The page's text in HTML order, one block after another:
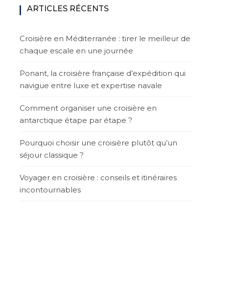
ARTICLES RÉCENTS
Croisière en Méditerranée : tirer le meilleur de
chaque escale en une journée
Ponant, la croisière française d’expédition qui
navigue entre luxe et expertise navale
Comment organiser une croisière en
antarctique étape par étape ?
Pourquoi choisir une croisière plutôt qu’un
séjour classique ?
Voyager en croisière : conseils et itinéraires
incontournables